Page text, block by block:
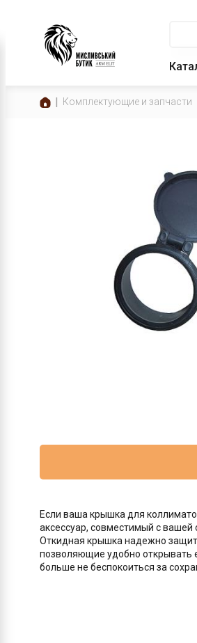
Комплектующие и запчасти
Если ваша крышка для
аксессуар, совместимый с
Откидная крышка надежно
позволяющие удобно открывать
больше не беспокоиться за